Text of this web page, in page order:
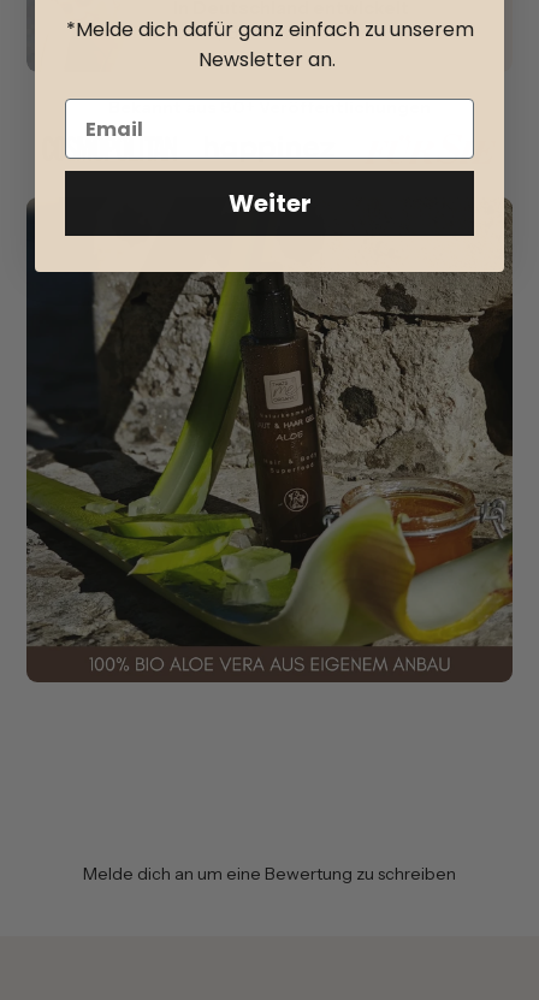
🥥
Das Herz jeder echten Lippenpflege:
• regeneriert rissige Lippen
• macht die Lippen weich und elastisch
• wirkt entzündungsberuhigend
🌿Aloe Vera
Der SOS-Wirkstoff gegen Irritationen:
• spendet sofort Feuchtigkeit
• beruhigt Brennen & Rötungen
• unterstützt Heilungsprozesse der empfindlichen
Lippenhaut
Diana, Gründerin
Bekannt aus 80+ Veröffentlichungen
Melde dich an um eine Bewertung zu schreiben
*Melde dich dafür ganz einfach zu unserem
Newsletter an.
Weiter